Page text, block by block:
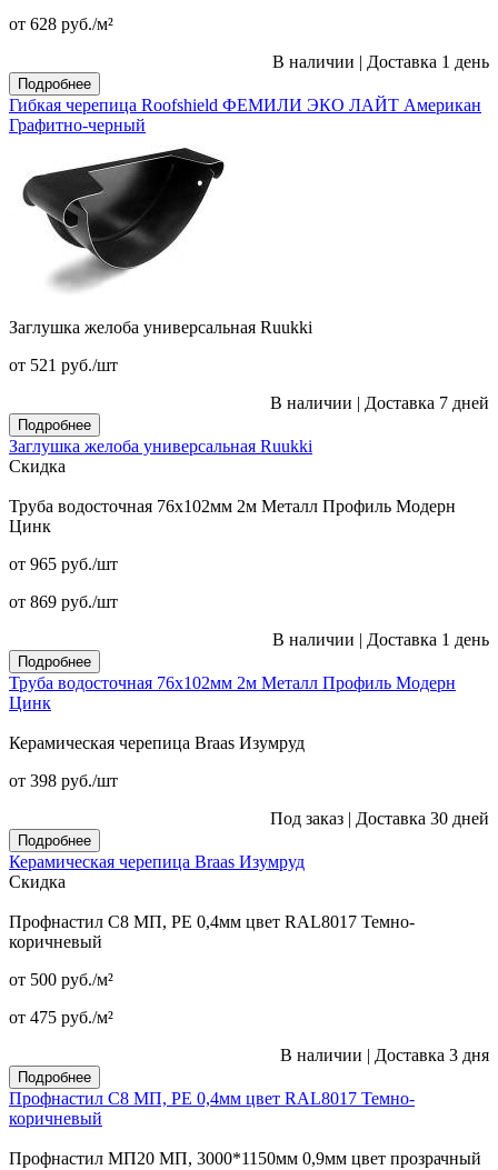
от 628 руб./м²
В наличии | Доставка 1 день
Подробнее
Гибкая черепица Roofshield ФЕМИЛИ ЭКО ЛАЙТ Американ
Графитно-черный
Заглушка желоба универсальная Ruukki
от 521 руб./шт
В наличии | Доставка 7 дней
Подробнее
Заглушка желоба универсальная Ruukki
Скидка
Труба водосточная 76x102мм 2м Металл Профиль Модерн
Цинк
от 965 руб./шт
от 869 руб./шт
В наличии | Доставка 1 день
Подробнее
Труба водосточная 76x102мм 2м Металл Профиль Модерн
Цинк
Керамическая черепица Braas Изумруд
от 398 руб./шт
Под заказ | Доставка 30 дней
Подробнее
Керамическая черепица Braas Изумруд
Скидка
Профнастил С8 МП, PE 0,4мм цвет RAL8017 Темно-
коричневый
от 500 руб./м²
от 475 руб./м²
В наличии | Доставка 3 дня
Подробнее
Профнастил С8 МП, PE 0,4мм цвет RAL8017 Темно-
коричневый
Профнастил МП20 МП, 3000*1150мм 0,9мм цвет прозрачный